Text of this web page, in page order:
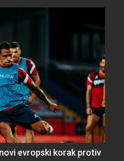
evropski korak protiv